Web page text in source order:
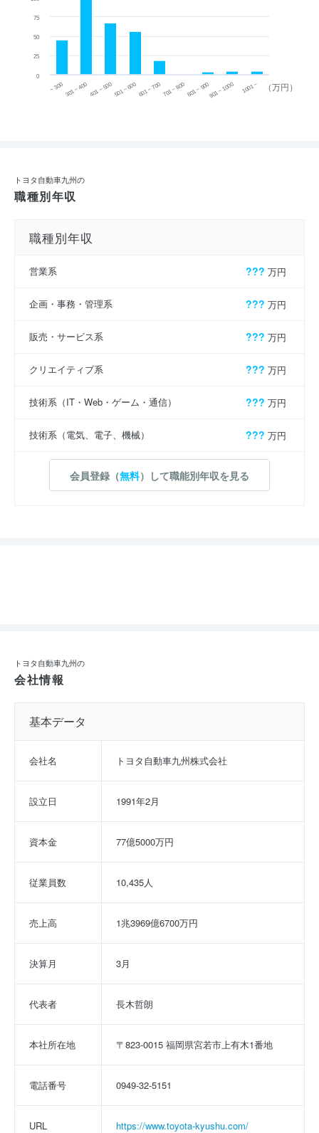
（万円）
~ 300 301 ~ 400 401 ~ 500501 ~ 600601 ~ 700701 ~ 800801 ~ 900901 ~ 1000 1001 ~
0
25
50
75
トヨタ自動車九州の
職種別年収
職種別年収
営業系 ??? 万円
企画・事務・管理系 ??? 万円
販売・サービス系 ??? 万円
クリエイティブ系 ??? 万円
技術系（IT・Web・ゲーム・通信） ??? 万円
技術系（電気、電子、機械） ??? 万円
会員登録（無料）して職能別年収を見る
トヨタ自動車九州の
会社情報
基本データ
会社名 トヨタ自動車九州株式会社
設立日 1991年2月
資本金 77億5000万円
従業員数 10,435人
売上高 1兆3969億6700万円
決算月 3月
代表者 長木哲朗
本社所在地 〒823-0015 福岡県宮若市上有木1番地
電話番号 0949-32-5151
URL https://www.toyota-kyushu.com/